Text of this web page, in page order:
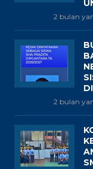
2 bulan
2 bulan